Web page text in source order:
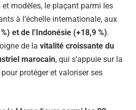
modèles, le plaçant parmi les
à l’échelle internationale, aux
et de l’Indonésie (+18,9 %).
de la vitalité croissante du
marocain, qui s’appuie sur la
protéger et valoriser ses